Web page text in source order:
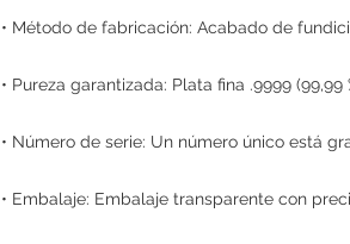
• Método de fabricación: Acabado de
• Pureza garantizada: Plata fina .9999
• Número de serie: Un número único está
• Embalaje: Embalaje transparente con